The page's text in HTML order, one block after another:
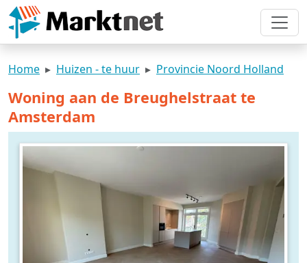
Home Huizen - te huur Provincie Noord Holland
Woning aan de Breughelstraat te
Amsterdam